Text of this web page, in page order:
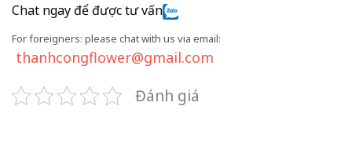
Chat ngay để được tư vấn
For foreigners: please chat with us via email:
thanhcongflower@gmail.com
Đánh giá